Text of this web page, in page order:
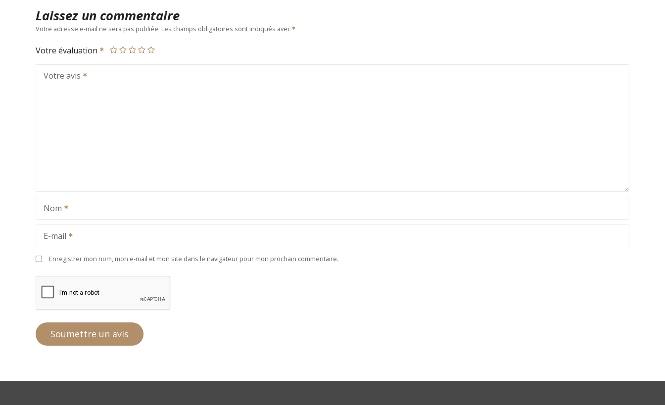
Laissez un commentaire
Votre adresse e-mail ne sera pas publiée. Les champs obligatoires sont indiqués avec
Votre évaluation
Votre avis
Nom
E-mail
Enregistrer mon nom, mon e-mail et mon site dans le navigateur pour mon prochain commentaire.